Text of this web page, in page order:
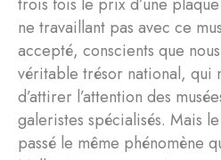
ne travaillant pas avec ce
accepté, conscients que
véritable trésor national, qui
d’attirer l’attention des
galeristes spécialisés. Mais
passé le même phénomène